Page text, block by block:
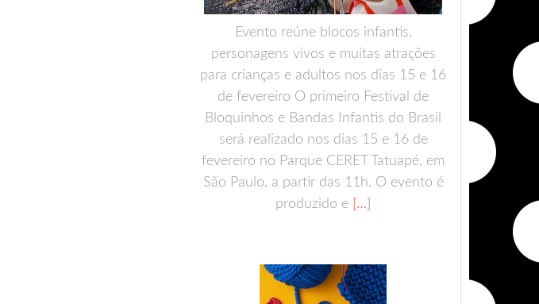
Evento reúne blocos infantis,
personagens vivos e muitas atrações
para crianças e adultos nos dias 15 e 16
de fevereiro O primeiro Festival de
Bloquinhos e Bandas Infantis do Brasil
será realizado nos dias 15 e 16 de
fevereiro no Parque CERET Tatuapé, em
São Paulo, a partir das 11h. O evento é
produzido e […]